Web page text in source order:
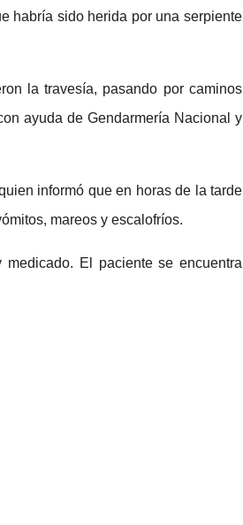
habría sido herida por una serpiente
la travesía, pasando por caminos
ayuda de Gendarmería Nacional y
informó que en horas de la tarde
mareos y escalofríos.
El paciente se encuentra